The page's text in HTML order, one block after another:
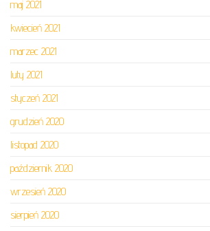
maj 2021
kwiecień 2021
marzec 2021
luty 2021
styczeń 2021
grudzień 2020
listopad 2020
październik 2020
wrzesień 2020
sierpień 2020